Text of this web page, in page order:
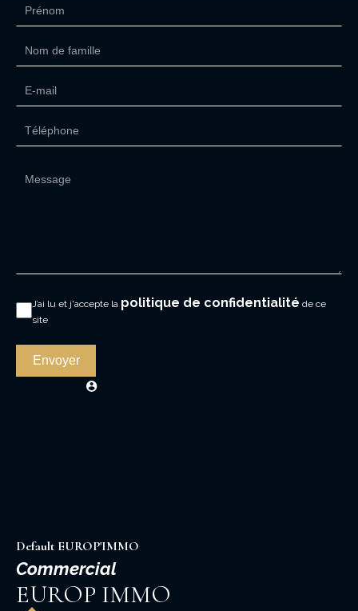
J’ai lu et j'accepte la politique de confidentialité de ce
site
Envoyer
Default EUROP'IMMO
Commercial
EUROP IMMO